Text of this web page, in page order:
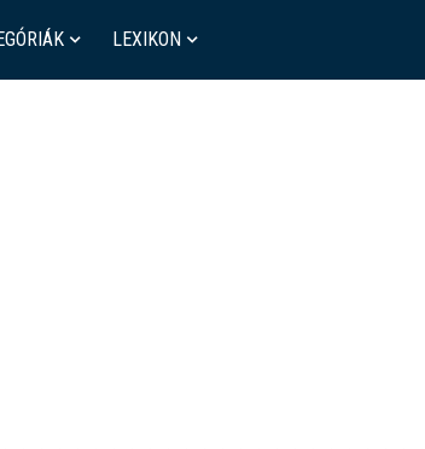
LEXIKON